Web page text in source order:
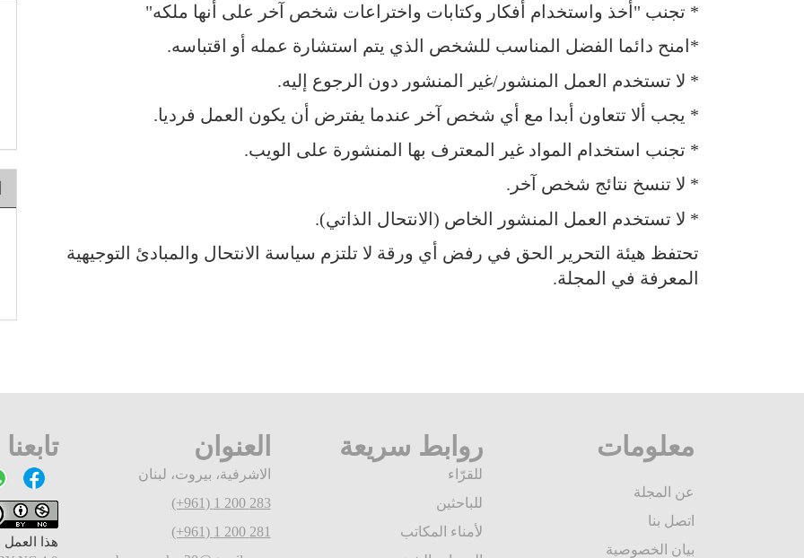
* تجنب "أخذ واستخدام أفكار وكتابات واختراعات شخص آخر على أنها ملكه"
*امنح دائما الفضل المناسب للشخص الذي يتم استشارة عمله أو اقتباسه.
* لا تستخدم العمل المنشور/غير المنشور دون الرجوع إليه.
* يجب ألا تتعاون أبدا مع أي شخص آخر عندما يفترض أن يكون العمل فرديا.
* تجنب استخدام المواد غير المعترف بها المنشورة على الويب.
* لا تنسخ نتائج شخص آخر.
* لا تستخدم العمل المنشور الخاص (الانتحال الذاتي).
تحتفظ هيئة التحرير الحق في رفض أي ورقة لا تلتزم سياسة الانتحال والمبادئ التوجيهية
المعرفة في المجلة.
تابعنا
هذا
العنوان
الاشرفية، بيروت، لبنان
283 200 1 (961+)
281 200 1 (961+)
روابط سريعة
للقرّاء
للباحثين
لأمناء المكاتب
معلومات
عن المجلة
اتصل بنا
بيان الخصوصية